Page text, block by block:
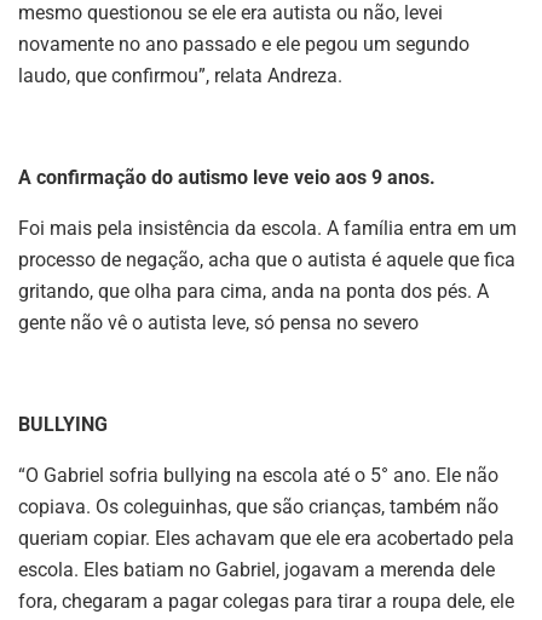
mesmo questionou se ele era autista ou não, levei
novamente no ano passado e ele pegou um segundo
laudo, que confirmou”, relata Andreza.
A confirmação do autismo leve veio aos 9 anos.
Foi mais pela insistência da escola. A família entra em um
processo de negação, acha que o autista é aquele que fica
gritando, que olha para cima, anda na ponta dos pés. A
gente não vê o autista leve, só pensa no severo
BULLYING
“O Gabriel sofria bullying na escola até o 5° ano. Ele não
copiava. Os coleguinhas, que são crianças, também não
queriam copiar. Eles achavam que ele era acobertado pela
escola. Eles batiam no Gabriel, jogavam a merenda dele
fora, chegaram a pagar colegas para tirar a roupa dele, ele